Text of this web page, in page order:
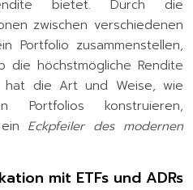
bietet. Durch die
zwischen verschiedenen
Portfolio zusammenstellen,
die höchstmögliche Rendite
hat die Art und Weise, wie
Portfolios konstruieren,
Eckpfeiler des modernen
mit ETFs und ADRs